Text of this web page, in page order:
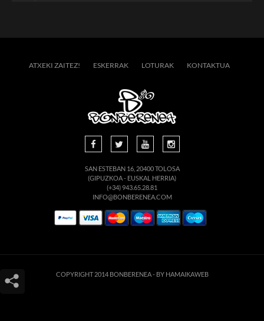
ATXEKI ZAITEZ! ESKERRAK LOTURAK KONTAKTUA
SAN ESTEBAN 16, 20400 TOLOSA
(GIPUZKOA - EUSKAL HERRIA)
(+34) 943.65.28.81
INFO@BONBERENEA.COM
COPYRIGHT 2014 BONBERENEA - BY HAMAIKAWEB